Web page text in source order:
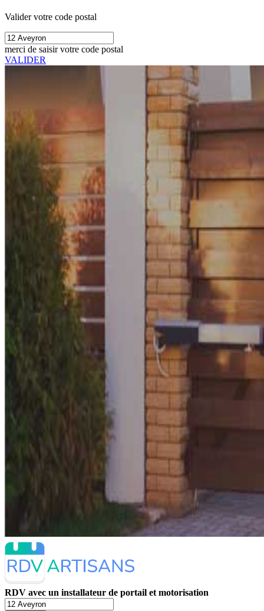
Valider votre code postal
merci de saisir votre code postal
VALIDER
RDV avec un installateur de portail et motorisation